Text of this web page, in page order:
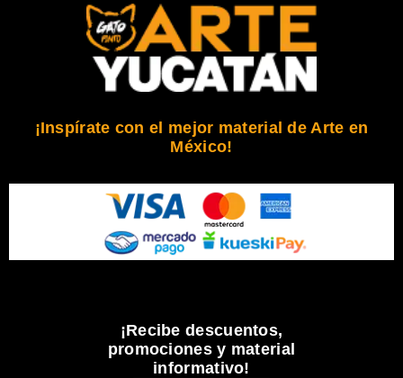
¡Inspírate con el mejor material de Arte en
México!
¡Recibe descuentos,
promociones y material
informativo!